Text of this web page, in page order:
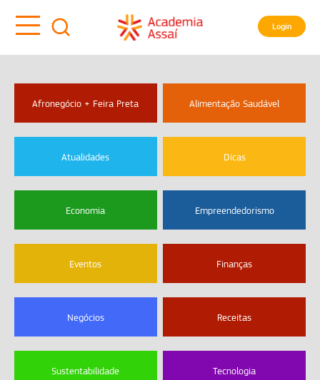
Login
Afronegócio + Feira Preta Alimentação Saudável
Atualidades Dicas
Economia Empreendedorismo
Eventos Finanças
Negócios Receitas
Sustentabilidade Tecnologia